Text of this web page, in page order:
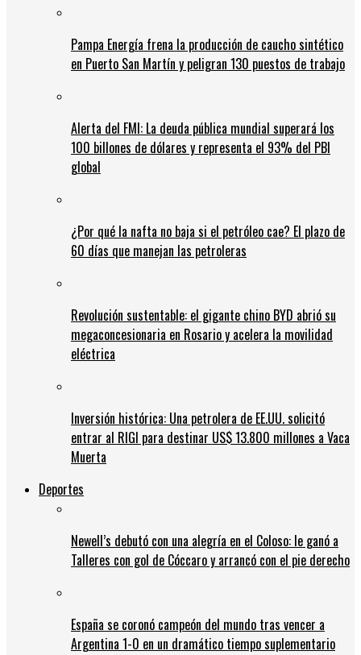
Pampa Energía frena la producción de caucho sintético
en Puerto San Martín y peligran 130 puestos de trabajo
Alerta del FMI: La deuda pública mundial superará los
100 billones de dólares y representa el 93% del PBI
global
¿Por qué la nafta no baja si el petróleo cae? El plazo de
60 días que manejan las petroleras
Revolución sustentable: el gigante chino BYD abrió su
megaconcesionaria en Rosario y acelera la movilidad
eléctrica
Inversión histórica: Una petrolera de EE.UU. solicitó
entrar al RIGI para destinar US$ 13.800 millones a Vaca
Muerta
Deportes
Newell’s debutó con una alegría en el Coloso: le ganó a
Talleres con gol de Cóccaro y arrancó con el pie derecho
España se coronó campeón del mundo tras vencer a
Argentina 1-0 en un dramático tiempo suplementario